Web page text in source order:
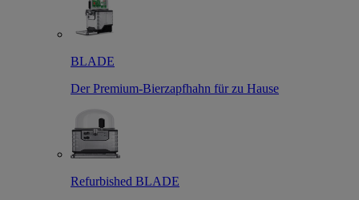
BLADE
Der Premium-Bierzapfhahn für zu Hause
Refurbished BLADE